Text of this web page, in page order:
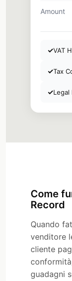
Amount
✓VAT
✓Tax
✓Legal
Come
Record
Quando
venditore
cliente
guadagni